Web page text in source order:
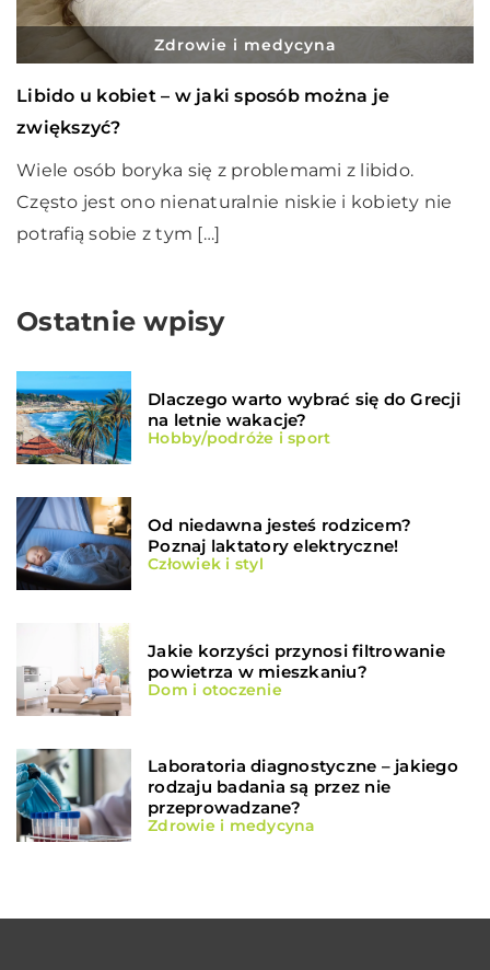
Zdrowie i medycyna
Libido u kobiet – w jaki sposób można je
zwiększyć?
Wiele osób boryka się z problemami z libido.
Często jest ono nienaturalnie niskie i kobiety nie
potrafią sobie z tym […]
Ostatnie wpisy
Dlaczego warto wybrać się do Grecji
na letnie wakacje?
Hobby/podróże i sport
Od niedawna jesteś rodzicem?
Poznaj laktatory elektryczne!
Człowiek i styl
Jakie korzyści przynosi filtrowanie
powietrza w mieszkaniu?
Dom i otoczenie
Laboratoria diagnostyczne – jakiego
rodzaju badania są przez nie
przeprowadzane?
Zdrowie i medycyna